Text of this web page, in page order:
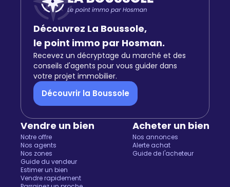
Découvrez La Boussole,
le point immo par Hosman.
Recevez un décryptage du marché et des
conseils d'agents pour vous guider dans
votre projet immobilier.
Découvrir la Boussole
Vendre un bien
Notre offre
Nos agents
Nos zones
Guide du vendeur
Estimer un bien
Vendre rapidement
Acheter un bien
Nos annonces
Alerte achat
Guide de l'acheteur